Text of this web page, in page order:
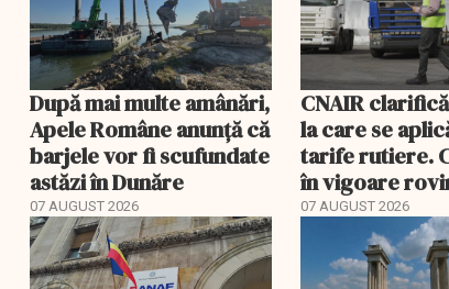
După mai multe amânări,
Apele Române anunță că
barjele vor fi scufundate
astăzi în Dunăre
07 AUGUST 2026
CNAIR
la care se
tarife rutiere.
în vigoare
TollRo
07 AUGUST 2026